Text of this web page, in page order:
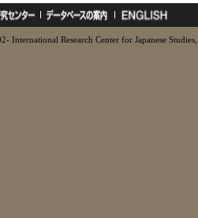
International Research Center for Japanese